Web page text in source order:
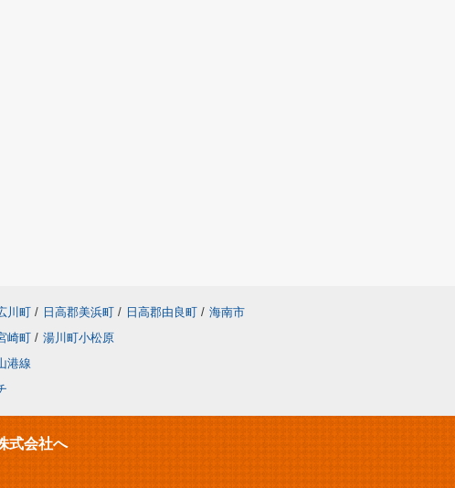
川町 / 日高郡美浜町 / 日高郡由良町 / 海南市
崎町 / 湯川町小松原
港線
式会社へ